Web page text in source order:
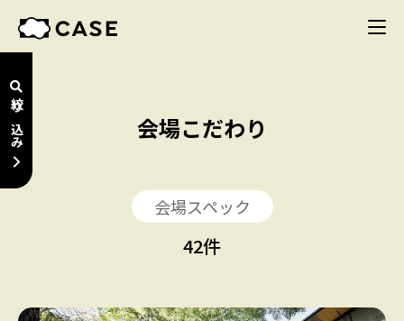
絞り込み 会場こだわり
会場スペック
42件